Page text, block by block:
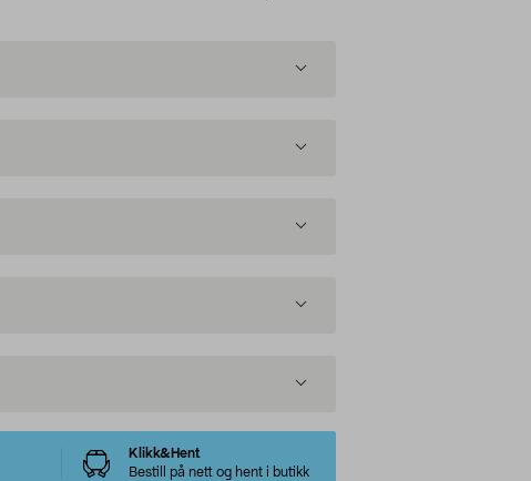
Klikk&Hent
Bestill på nett og hent i butikk